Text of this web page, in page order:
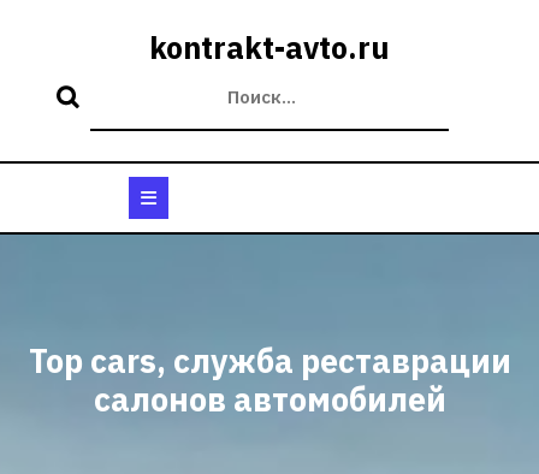
kontrakt-avto.ru
Top cars, служба реставрации
салонов автомобилей